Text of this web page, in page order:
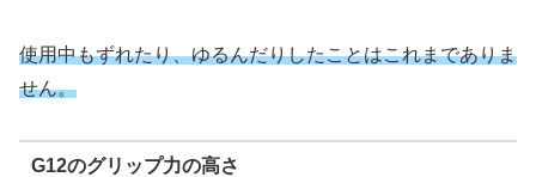
使用中もずれたり、ゆるんだりしたことはこれまでありま
せん。
G12のグリップ力の高さ